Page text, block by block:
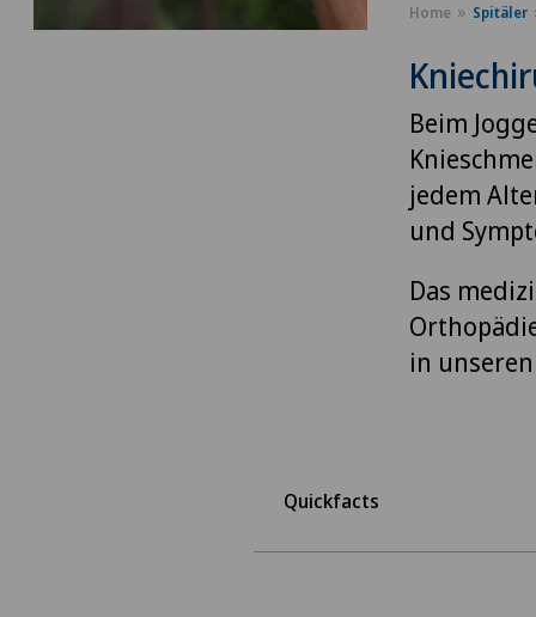
Home Spitäler
Beim
jedem
und
Das
in
Quickfacts